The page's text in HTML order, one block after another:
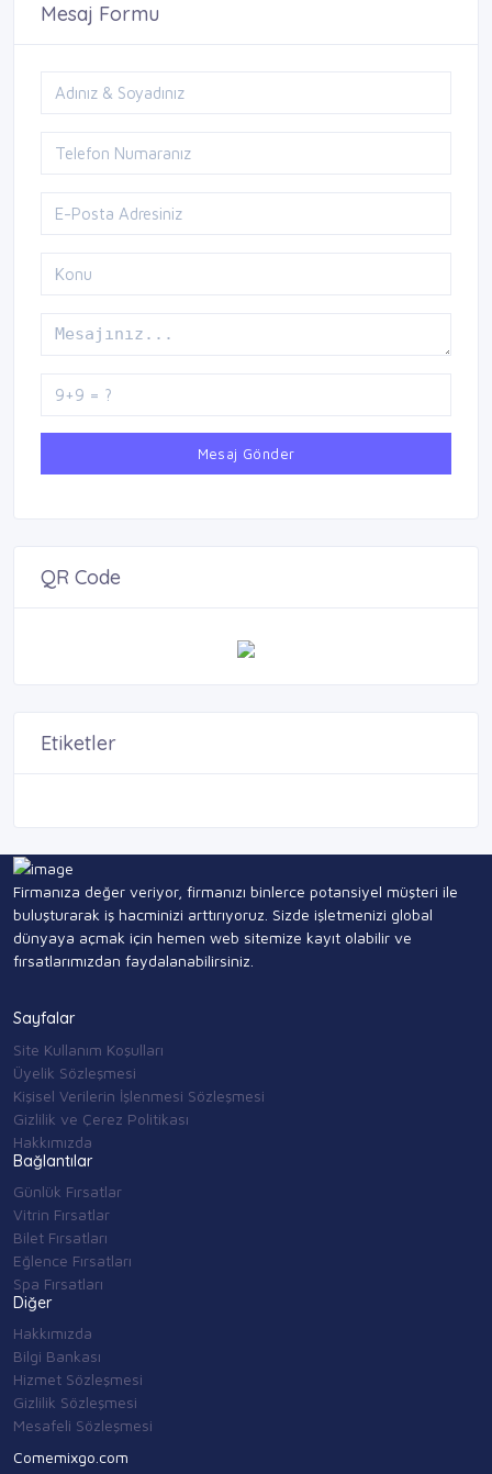
Mesaj Formu
Mesaj Gönder
QR Code
Etiketler
Firmanıza değer veriyor, firmanızı binlerce potansiyel müşteri ile
buluşturarak iş hacminizi arttırıyoruz. Sizde işletmenizi global
dünyaya açmak için hemen web sitemize kayıt olabilir ve
fırsatlarımızdan faydalanabilirsiniz.
Sayfalar
Site Kullanım Koşulları
Üyelik Sözleşmesi
Kişisel Verilerin İşlenmesi Sözleşmesi
Gizlilik ve Çerez Politikası
Hakkımızda
Bağlantılar
Günlük Fırsatlar
Vitrin Fırsatlar
Bilet Fırsatları
Eğlence Fırsatları
Spa Fırsatları
Diğer
Hakkımızda
Bilgi Bankası
Hizmet Sözleşmesi
Gizlilik Sözleşmesi
Mesafeli Sözleşmesi
Comemixgo.com